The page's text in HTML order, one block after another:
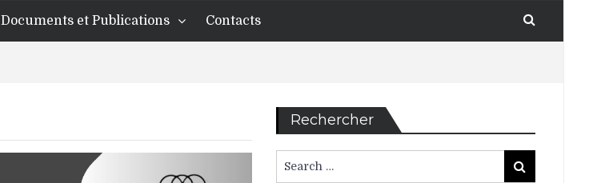
Documents et Publications Contacts
Rechercher
for:
Search